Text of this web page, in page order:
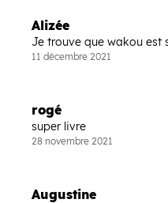
Alizée
Je trouve que wakou est
11 décembre 2021
rogé
super livre
28 novembre 2021
Augustine